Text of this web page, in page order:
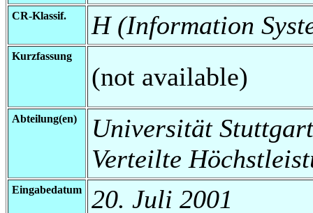
CR-Klassif. H (Information
Kurzfassung
(not available)
Abteilung(en)
Universität
Verteilte
Eingabedatum 20. Juli 2001